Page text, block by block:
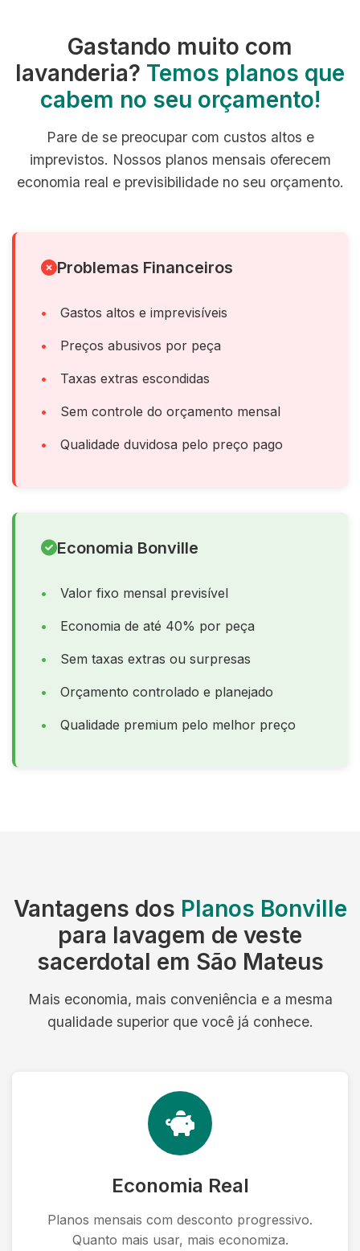
Gastando muito com
lavanderia? Temos planos que
cabem no seu orçamento!
Pare de se preocupar com custos altos e
imprevistos. Nossos planos mensais oferecem
economia real e previsibilidade no seu orçamento.
Problemas Financeiros
Gastos altos e imprevisíveis
Preços abusivos por peça
Taxas extras escondidas
Sem controle do orçamento mensal
Qualidade duvidosa pelo preço pago
Economia Bonville
Valor fixo mensal previsível
Economia de até 40% por peça
Sem taxas extras ou surpresas
Orçamento controlado e planejado
Qualidade premium pelo melhor preço
Vantagens dos Planos Bonville
para lavagem de veste
sacerdotal em São Mateus
Mais economia, mais conveniência e a mesma
qualidade superior que você já conhece.
Economia Real
Planos mensais com desconto progressivo.
Quanto mais usar, mais economiza.